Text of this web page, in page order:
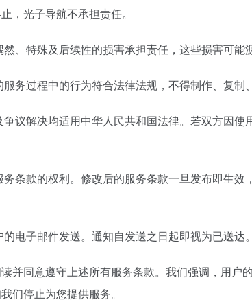
，光子导航不承担责任。
、特殊及后续性的损害承担责任，这些损害可
务过程中的行为符合法律法规，不得制作、复制
议解决均适用中华人民共和国法律。若双方因
条款的权利。修改后的服务条款一旦发布即生
电子邮件发送。通知自发送之日起即视为已送达。
并同意遵守上述所有服务条款。我们强调，用户
们停止为您提供服务。